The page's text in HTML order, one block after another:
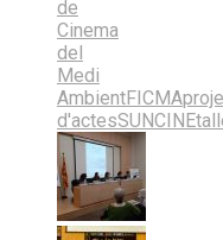
de
Cinema
del
Medi
AmbientFICMA
d'actesSUNCINE